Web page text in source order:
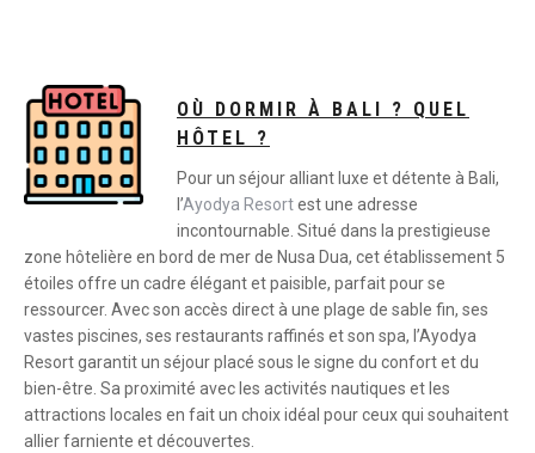
OÙ DORMIR À BALI ? QUEL
HÔTEL ?
Pour un séjour alliant luxe et détente à Bali,
l’Ayodya Resortest une adresse
incontournable. Situé dans la prestigieuse
zone hôtelière en bord de mer de Nusa Dua, cet établissement 5
étoiles offre un cadre élégant et paisible, parfait pour se
ressourcer. Avec son accès direct à une plage de sable fin, ses
vastes piscines, ses restaurants raffinés et son spa, l’Ayodya
Resort garantit un séjour placé sous le signe du confort et du
bien-être. Sa proximité avec les activités nautiques et les
attractions locales en fait un choix idéal pour ceux qui souhaitent
allier farniente et découvertes.